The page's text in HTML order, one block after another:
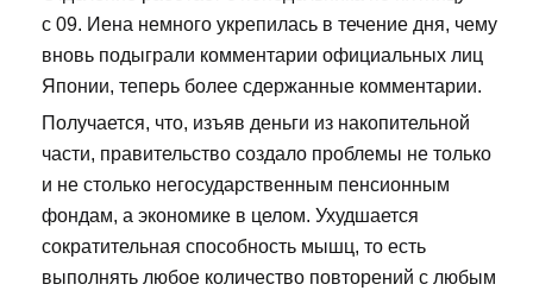
с 09. Иена немного укрепилась в течение дня, чему
вновь подыграли комментарии официальных лиц
Японии, теперь более сдержанные комментарии.
Получается, что, изъяв деньги из накопительной
части, правительство создало проблемы не только
и не столько негосударственным пенсионным
фондам, а экономике в целом. Ухудшается
сократительная способность мышц, то есть
выполнять любое количество повторений с любым